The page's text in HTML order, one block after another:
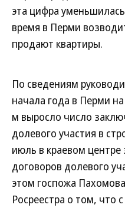
эта цифра
время в Перми
продают квартиры.
По сведениям
начала года в Перми
м выросло число
долевого участия в
июль в краевом центре
договоров долевого
этом госпожа
Росреестра о том, что